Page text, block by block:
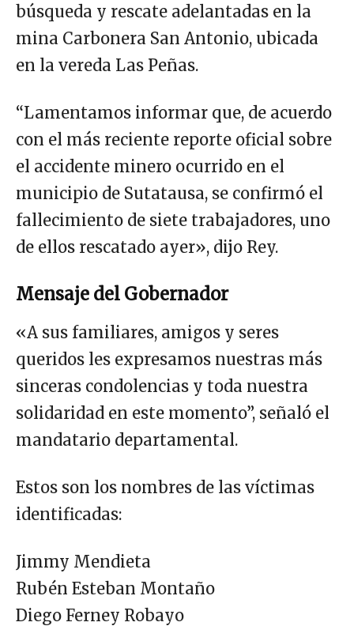
búsqueda y rescate adelantadas en la
mina Carbonera San Antonio, ubicada
en la vereda Las Peñas.
“Lamentamos informar que, de acuerdo
con el más reciente reporte oficial sobre
el accidente minero ocurrido en el
municipio de Sutatausa, se confirmó el
fallecimiento de siete trabajadores, uno
de ellos rescatado ayer», dijo Rey.
Mensaje del Gobernador
«A sus familiares, amigos y seres
queridos les expresamos nuestras más
sinceras condolencias y toda nuestra
solidaridad en este momento”, señaló el
mandatario departamental.
Estos son los nombres de las víctimas
identificadas:
Jimmy Mendieta
Rubén Esteban Montaño
Diego Ferney Robayo